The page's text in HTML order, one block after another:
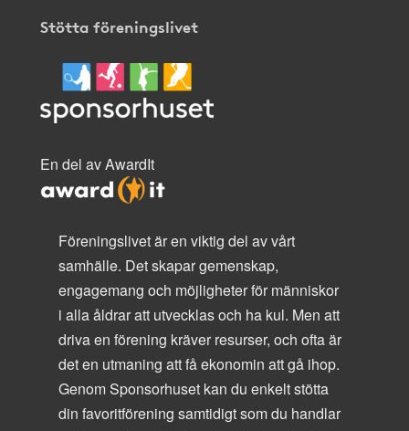
Stötta föreningslivet
En del av AwardIt
Föreningslivet är en viktig del av vårt
samhälle. Det skapar gemenskap,
engagemang och möjligheter för människor
i alla åldrar att utvecklas och ha kul. Men att
driva en förening kräver resurser, och ofta är
det en utmaning att få ekonomin att gå ihop.
Genom Sponsorhuset kan du enkelt stötta
din favoritförening samtidigt som du handlar